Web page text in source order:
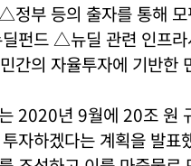
정부 등의 출자를 통해
펀드 △뉴딜 관련 인프
간의 자율투자에 기반한
2020년 9월에 20조 원
자하겠다는 계획을 발